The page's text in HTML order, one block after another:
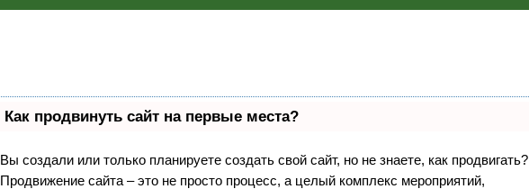
Как продвинуть сайт на первые места?
Вы создали или только планируете создать свой сайт, но не знаете, как продвигать?
Продвижение сайта – это не просто процесс, а целый комплекс мероприятий,